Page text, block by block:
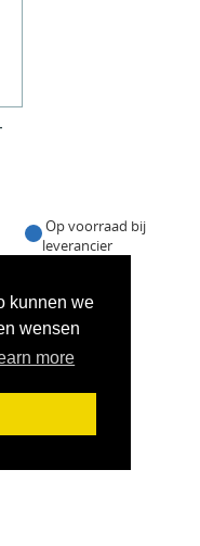
kunnen we
wensen
more
Op voorraad bij
leverancier